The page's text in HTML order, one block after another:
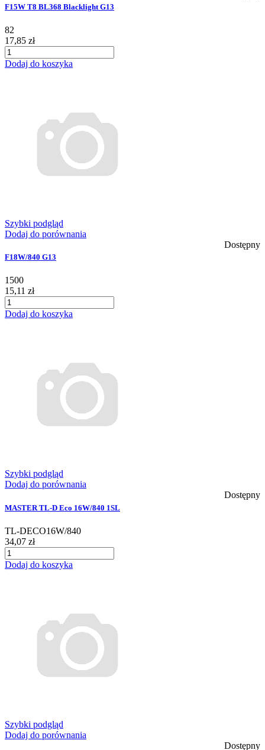
F15W T8 BL368 Blacklight G13
82
17,85 zł
Dodaj do koszyka
Szybki podgląd
Dodaj do porównania
Dostępny
F18W/840 G13
1500
15,11 zł
Dodaj do koszyka
Szybki podgląd
Dodaj do porównania
Dostępny
MASTER TL-D Eco 16W/840 1SL
TL-DECO16W/840
34,07 zł
Dodaj do koszyka
Szybki podgląd
Dodaj do porównania
Dostępny